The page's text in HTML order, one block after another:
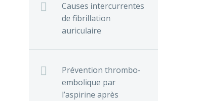
Causes intercurrentes
de fibrillation
auriculaire
Prévention thrombo-
embolique par
l’aspirine après